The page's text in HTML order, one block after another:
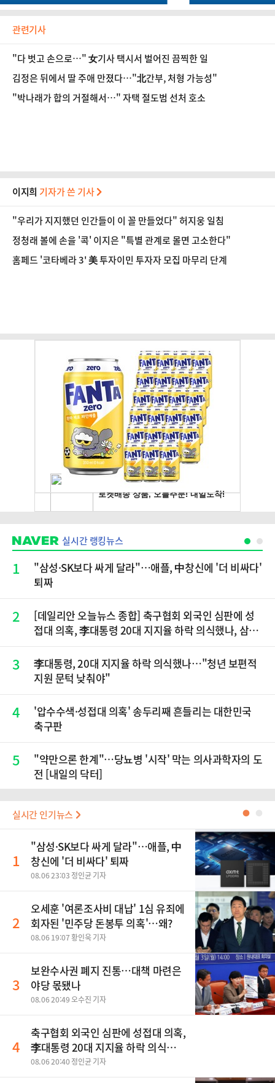
관련기사
"다 벗고 손으로…" 女기사 택시서 벌어진 끔찍한 일
김정은 뒤에서 딸 주애 만졌다…"北간부, 처형 가능성"
"박나래가 합의 거절해서…" 자택 절도범 선처 호소
이지희 기자가 쓴 기사
"우리가 지지했던 인간들이 이 꼴 만들었다" 허지웅 일침
정청래 볼에 손을 '콕' 이지은 "특별 관계로 몰면 고소한다"
홈페드 '코타베라 3' 美 투자이민 투자자 모집 마무리 단계
실시간 랭킹뉴스
1
"삼성·SK보다 싸게 달라"…애플, 中창신에 '더 비싸다'
퇴짜
2
[데일리안 오늘뉴스 종합] 축구협회 외국인 심판에 성
접대 의혹, 李대통령 20대 지지율 하락 의식했나, 삼전
재점화, 김민석 "과반 승리 가능성 99%" 등
3
李대통령, 20대 지지율 하락 의식했나…"청년 보편적
지원 문턱 낮춰야"
4
'압수수색·성접대 의혹' 송두리째 흔들리는 대한민국
축구판
5
"약만으론 한계"…당뇨병 '시작' 막는 의사과학자의 도
전 [내일의 닥터]
실시간 인기뉴스 ●
1
"삼성·SK보다 싸게 달라"…애플, 中
창신에 '더 비싸다' 퇴짜
08.06 23:03 정인균 기자
2
오세훈 '여론조사비 대납' 1심 유죄에
회자된 '민주당 돈봉투 의혹'…왜?
08.06 19:07 황인욱 기자
3
보완수사권 폐지 진통…대책 마련은
야당 몫됐나
08.06 20:49 오수진 기자
4
축구협회 외국인 심판에 성접대 의혹,
李대통령 20대 지지율 하락 의식했
나, 삼전닉스 올인은 금물, SK하이닉
08.06 20:40 정인균 기자